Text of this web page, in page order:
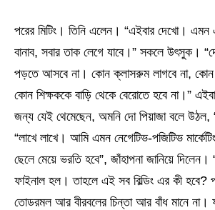
পরের মিটিং। তিনি এলেন। “এইবার দেখো। এমন
বানাব, সবার তাক লেগে যাবে।” সকলে উৎসুক।
পড়তে আসবে না। কোন ক্লাসরুম লাগবে না, কোন
কোন শিক্ষককে বাড়ি থেকে বেরোতে হবে না।”
জন্য যেই থেমেছেন, অমনি দো পিয়াজা বলে উঠল,
“লাখে লাখে। আমি এমন নেগেটিভ-পজিটিভ
ছেলে মেয়ে ভরতি হবে”, জাঁহাপনা জানিয়ে দিলেন।
ফাইনাল হল। তাহলে এই সব বিল্ডিং এর কী হবে?
তোডরমল আর বীরবলের চিন্তা আর বাঁধ মানে না।